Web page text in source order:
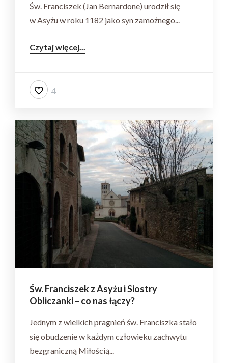
Św. Franciszek (Jan Bernardone) urodził się
w Asyżu w roku 1182 jako syn zamożnego...
Czytaj więcej...
4
Św. Franciszek z Asyżu i Siostry
Obliczanki – co nas łączy?
Jednym z wielkich pragnień św. Franciszka stało
się obudzenie w każdym człowieku zachwytu
bezgraniczną Miłością...